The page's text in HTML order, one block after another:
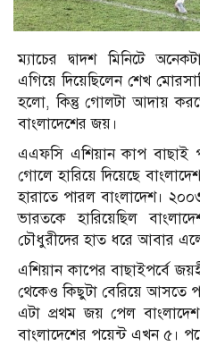
ম্যাচের দ্বাদশ মিনিটে
এগিয়ে দিয়েছিলেন শেখ
হলো, কিন্তু গোলটা আদায়
বাংলাদেশের জয়।
এএফসি এশিয়ান কাপ বাছাই
গোলে হারিয়ে দিয়েছে
হারাতে পারল বাংলাদেশ।
ভারতকে হারিয়েছিল
চৌধুরীদের হাত ধরে আবার
এশিয়ান কাপের বাছাইপর্বে
থেকেও কিছুটা বেরিয়ে আসতে
এটা প্রথম জয় পেল
বাংলাদেশের পয়েন্ট এখন ৫।